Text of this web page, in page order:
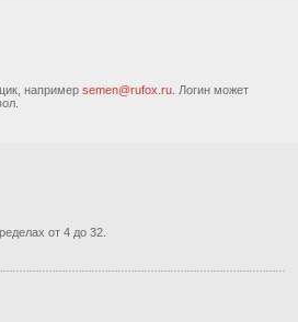
например semen@rufox.ru. Логин может
от 4 до 32.